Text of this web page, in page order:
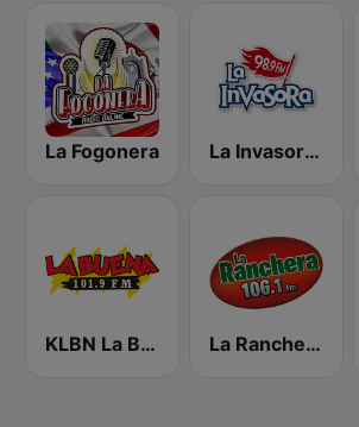
La Fogonera La Invasora 98.9 FM
KLBN La Buena 101.9 FM La Ranchera 106.1 FM